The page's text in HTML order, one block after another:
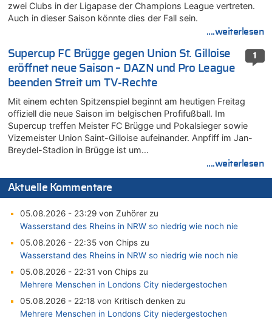
zwei Clubs in der Ligapase der Champions League vertreten.
Auch in dieser Saison könnte dies der Fall sein.
....weiterlesen
1
Supercup FC Brügge gegen Union St. Gilloise
eröffnet neue Saison – DAZN und Pro League
beenden Streit um TV-Rechte
Mit einem echten Spitzenspiel beginnt am heutigen Freitag
offiziell die neue Saison im belgischen Profifußball. Im
Supercup treffen Meister FC Brügge und Pokalsieger sowie
Vizemeister Union Saint-Gilloise aufeinander. Anpfiff im Jan-
Breydel-Stadion in Brügge ist um…
....weiterlesen
Aktuelle Kommentare
05.08.2026 - 23:29 von Zuhörer zu
Wasserstand des Rheins in NRW so niedrig wie noch nie
05.08.2026 - 22:35 von Chips zu
Wasserstand des Rheins in NRW so niedrig wie noch nie
05.08.2026 - 22:31 von Chips zu
Mehrere Menschen in Londons City niedergestochen
05.08.2026 - 22:18 von Kritisch denken zu
Mehrere Menschen in Londons City niedergestochen